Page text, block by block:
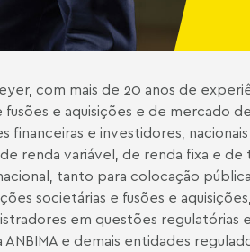
com mais de 20 anos de
fusões e aquisições e de mercado
financeiras e investidores,
renda variável, de renda fixa e
tanto para colocação
societárias e fusões e
em questões regulatórias
e demais entidades